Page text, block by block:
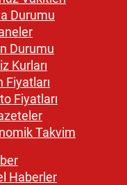
Durumu
Durumu
Kurları
Fiyatları
Fiyatları
Takvim
Haberler